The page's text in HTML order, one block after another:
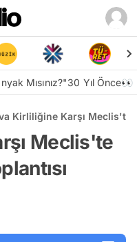
Mısınız?"30 Yıl Önce👀
Kirliliğine Karşı Meclis'te
Meclis'te